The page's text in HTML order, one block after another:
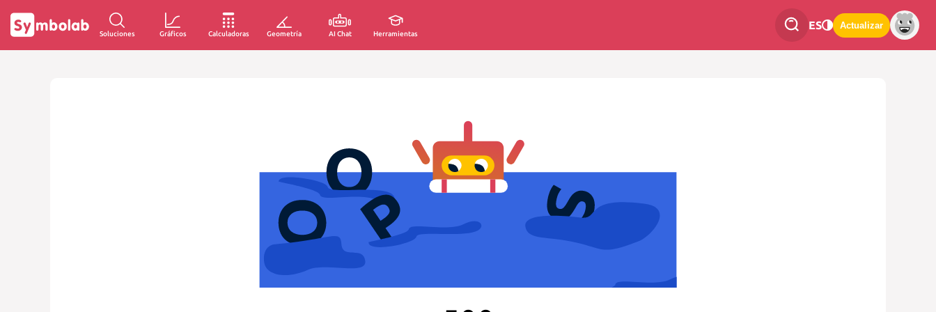
Soluciones Gráficos Calculadoras Geometría AI Chat Herramientas
ES Actualizar